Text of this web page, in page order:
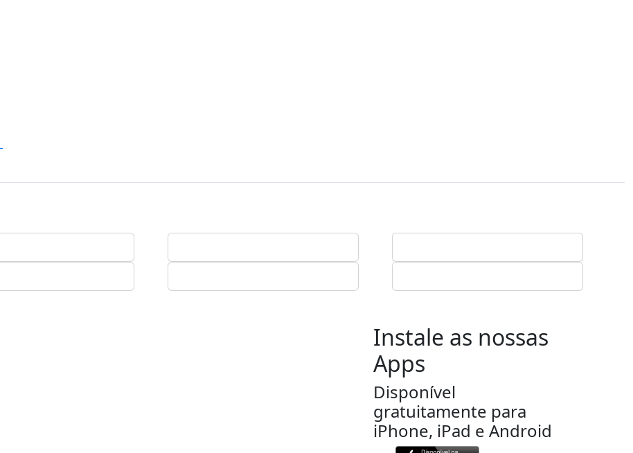
Instale as nossas
Apps
Disponível
gratuitamente para
iPhone, iPad e Android